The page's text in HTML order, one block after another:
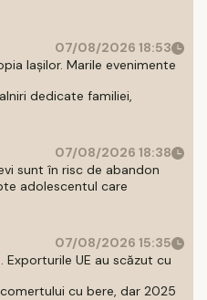
07/08/2026 18:53
Iașilor. Marile evenimente
dedicate familiei,
07/08/2026 18:38
sunt în risc de abandon
adolescentul care
07/08/2026 15:35
UE au scăzut cu
cu bere, dar 2025